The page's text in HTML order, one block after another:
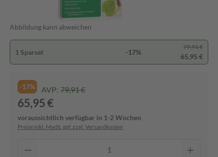
Abbildung kann abweichen
1 Sparset -17%
79,91 €
65,95 €
-17% AVP: 79,91 €
65,95 €
voraussichtlich verfügbar in 1-2 Wochen
Preise inkl. MwSt. ggf. zzgl. Versandkosten